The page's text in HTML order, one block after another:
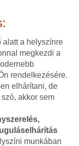
alatt a helyszínre
megkezdi a
rendelkezésére.
elhárítani, de
akkor sem
munkában